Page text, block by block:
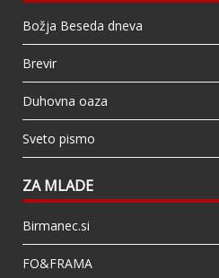
Božja Beseda dneva
Brevir
Duhovna oaza
Sveto pismo
ZA MLADE
Birmanec.si
FO&FRAMA